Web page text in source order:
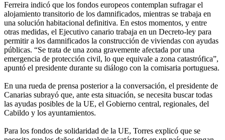
Ferreira indicó que los fondos europeos contemplan sufragar el
alojamiento transitorio de los damnificados, mientras se trabaja en
una solución habitacional definitiva. En estos momentos, y entre
otras medidas, el Ejecutivo canario trabaja en un Decreto-ley para
permitir a los damnificados la construcción de viviendas con ayudas
públicas. “Se trata de una zona gravemente afectada por una
emergencia de protección civil, lo que equivale a zona catastrófica”,
apuntó el presidente durante su diálogo con la comisaria portuguesa.
En una rueda de prensa posterior a la conversación, el presidente de
Canarias subrayó que, ante esta situación, se necesita buscar todas
las ayudas posibles de la UE, el Gobierno central, regionales, del
Cabildo y los ayuntamientos.
Para los fondos de solidaridad de la UE, Torres explicó que se